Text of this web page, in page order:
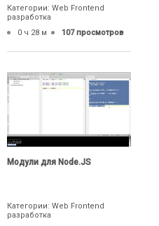
Категории: Web Frontend
разработка
0 ч 28 м
107 просмотров
Модули для Node.JS
Категории: Web Frontend
разработка